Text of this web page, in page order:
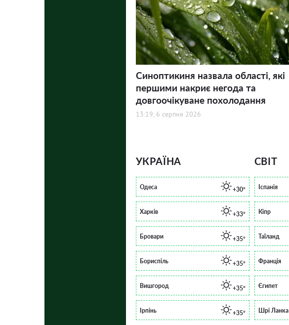
Синоптикиня назвала області, які
першими накриє негода та
довгоочікуване похолодання
13:19, 6 серпня 2026
УКРАЇНА
Одеса +30°
Харків +33°
Бровари +35°
Бориспіль +35°
Вишгород +35°
Ірпінь +35°
СВІТ
Іспанія
Кіпр
Таїланд
Франція
Єгипет
Шрі Ланка